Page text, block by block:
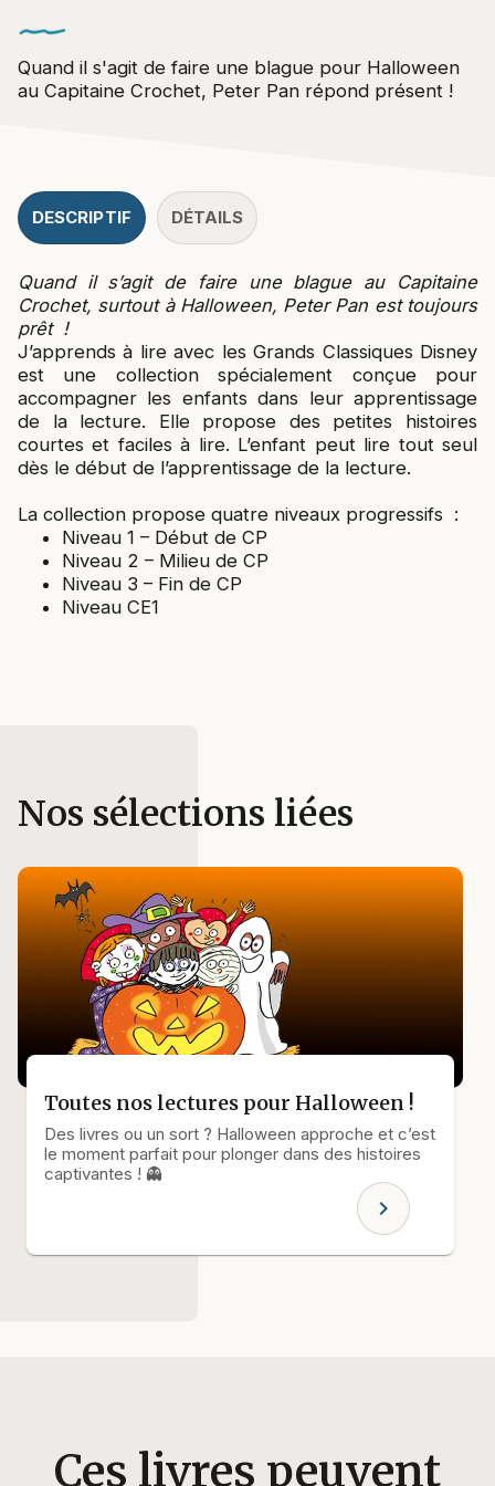
Quand il s'agit de faire une blague pour Halloween
au Capitaine Crochet, Peter Pan répond présent !
DESCRIPTIF DÉTAILS
Quand il s’agit de faire une blague au Capitaine
Crochet, surtout à Halloween, Peter Pan est toujours
prêt !
J’apprends à lire avec les Grands Classiques Disney
est une collection spécialement conçue pour
accompagner les enfants dans leur apprentissage
de la lecture. Elle propose des petites histoires
courtes et faciles à lire. L’enfant peut lire tout seul
dès le début de l’apprentissage de la lecture.
La collection propose quatre niveaux progressifs :
Niveau 1 – Début de CP
Niveau 2 – Milieu de CP
Niveau 3 – Fin de CP
Niveau CE1
Nos sélections liées
Toutes nos lectures pour Halloween !
Des livres ou un sort ? Halloween approche et c’est
le moment parfait pour plonger dans des histoires
captivantes ! 👻
chevron_right
Ces livres peuvent